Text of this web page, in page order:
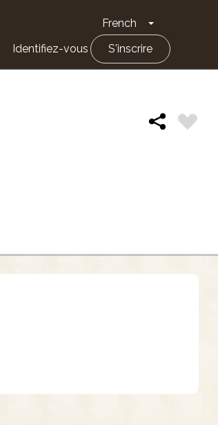
French Toggle
Identifiez-vous S'inscrire